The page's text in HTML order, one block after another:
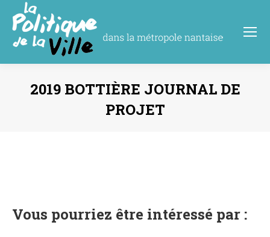
2019 BOTTIÈRE JOURNAL DE
PROJET
Vous pourriez être intéressé par :